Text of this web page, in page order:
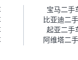
宝马二手
比亚迪二
起亚二手
阿维塔二